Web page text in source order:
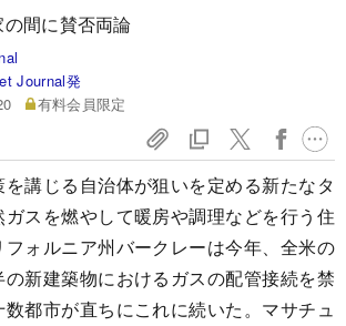
間に賛否両論
Journal発
有料会員限定
講じる自治体が狙いを定める新たなタ
スを燃やして暖房や調理などを行う住
ォルニア州バークレーは今年、全米の
新建築物におけるガスの配管接続を禁
都市が直ちにこれに続いた。マサチュ